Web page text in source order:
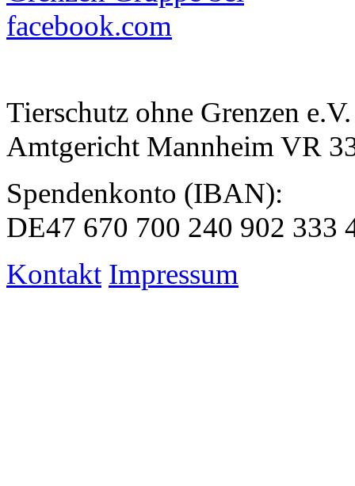
Tierschutz ohne Grenzen e.V.
Amtgericht Mannheim VR
Spendenkonto (IBAN):
DE47 670 700 240 902 333
Kontakt Impressum